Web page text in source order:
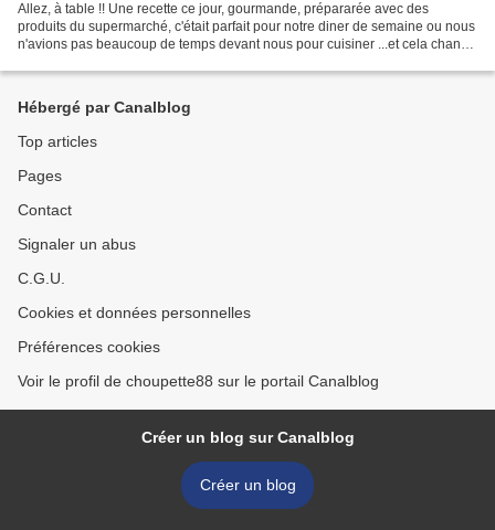
Allez, à table !! Une recette ce jour, gourmande, prépararée avec des
produits du supermarché, c'était parfait pour notre diner de semaine ou nous
n'avions pas beaucoup de temps devant nous pour cuisiner ...et cela change
Hébergé par Canalblog
Top articles
Pages
Contact
Signaler un abus
C.G.U.
Cookies et données personnelles
Préférences cookies
Voir le profil de choupette88 sur le portail Canalblog
Créer un blog sur Canalblog
Créer un blog